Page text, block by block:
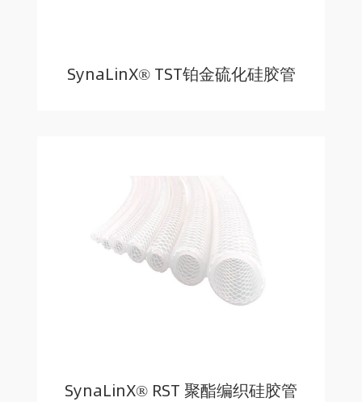
SynaLinX® TST铂金硫化硅胶管
SynaLinX® RST 聚酯编织硅胶管